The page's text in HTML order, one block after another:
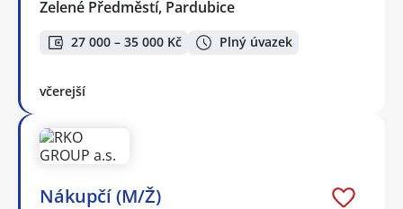
Zelené Předměstí, Pardubice
27 000 – 35 000 Kč Plný úvazek
včerejší
Nákupčí (M/Ž)